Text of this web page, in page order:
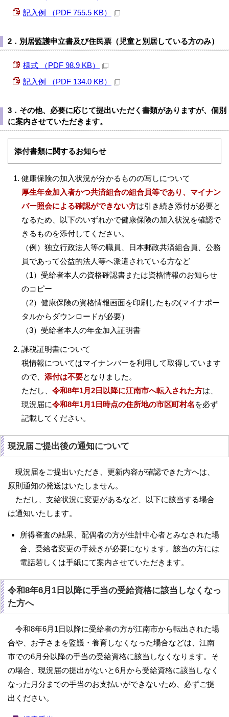
記入例 （PDF 755.5 KB）
2．別居監護申立書及び住民票（児童と別居している方のみ）
様式 （PDF 98.9 KB）
記入例 （PDF 134.0 KB）
3．その他、必要に応じて提出いただく書類がありますが、個別
に案内させていただきます。
添付書類に関するお知らせ
健康保険の加入状況が分かるものの写しについて
厚生年金加入者かつ共済組合の組合員等であり、マイナン
バー照会による確認ができない方は引き続き添付が必要と
なるため、以下のいずれかで健康保険の加入状況を確認で
きるものを添付してください。
（例）独立行政法人等の職員、日本郵政共済組合員、公務
員であって公益的法人等へ派遣されている方など
（1）受給者本人の資格確認書または資格情報のお知らせ
のコピー
（2）健康保険の資格情報画面を印刷したもの(マイナポー
タルからダウンロードが必要）
（3）受給者本人の年金加入証明書
課税証明書について
税情報についてはマイナンバーを利用して取得しています
ので、 添付は不要となりました。
ただし、 令和8年1月2日以降に江南市へ転入された方は、
現況届に令和8年1月1日時点の住所地の市区町村名を必ず
記載してください。
現況届ご提出後の通知について
現況届をご提出いただき、更新内容が確認できた方へは、
原則通知の発送はいたしません。
ただし、支給状況に変更があるなど、以下に該当する場合
は通知いたします。
所得審査の結果、配偶者の方が生計中心者とみなされた場
合、受給者変更の手続きが必要になります。該当の方には
電話若しくは手紙にて案内させていただきます。
令和8年6月1日以降に手当の受給資格に該当しなくなっ
た方へ
令和8年6月1日以降に受給者の方が江南市から転出された場
合や、お子さまを監護・養育しなくなった場合などは、江南
市での6月分以降の手当の受給資格に該当しなくなります。そ
の場合、現況届の提出がないと6月から受給資格に該当しなく
なった月分までの手当のお支払いができないため、必ずご提
出ください。